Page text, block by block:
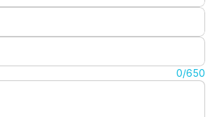
0/650